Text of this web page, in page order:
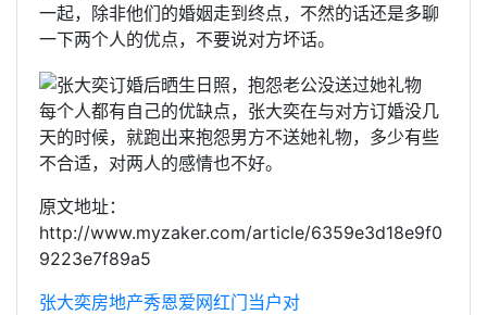
一起，除非他们的婚姻走到终点，不然的话还是多聊
一下两个人的优点，不要说对方坏话。
每个人都有自己的优缺点，张大奕在与对方订婚没几
天的时候，就跑出来抱怨男方不送她礼物，多少有些
不合适，对两人的感情也不好。
原文地址：
http://www.myzaker.com/article/6359e3d18e9f0
9223e7f89a5
张大奕房地产秀恩爱网红门当户对